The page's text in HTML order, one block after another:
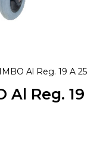
Al Reg. 19 A 25
Al Reg. 19